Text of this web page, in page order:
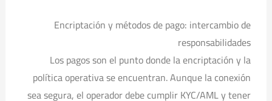
Encriptación y métodos de pago: intercambio de
responsabilidades
Los pagos son el punto donde la encriptación y la
política operativa se encuentran. Aunque la conexión
sea segura, el operador debe cumplir KYC/AML y tener